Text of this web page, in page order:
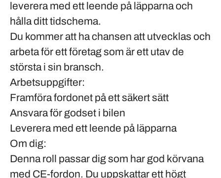
leverera med ett leende på läpparna och
hålla ditt tidschema.
Du kommer att ha chansen att utvecklas och
arbeta för ett företag som är ett utav de
största i sin bransch.
Arbetsuppgifter:
Framföra fordonet på ett säkert sätt
Ansvara för godset i bilen
Leverera med ett leende på läpparna
Om dig:
Denna roll passar dig som har god körvana
med CE-fordon. Du uppskattar ett högt